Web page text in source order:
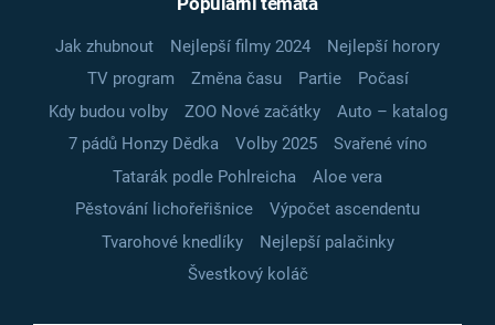
Jak zhubnout Nejlepší filmy 2024
Nejlepší horory
TV program
Změna času Partie
Počasí
Kdy budou volby
ZOO Nové začátky
Auto – katalog
7 pádů Honzy Dědka
Volby 2025
Svařené víno
Tatarák podle Pohlreicha
Aloe vera
Pěstování lichořeřišnice
Výpočet ascendentu
Tvarohové knedlíky
Nejlepší palačinky
Švestkový koláč